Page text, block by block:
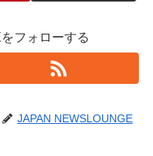
フォローする
JAPAN NEWSLOUNGE